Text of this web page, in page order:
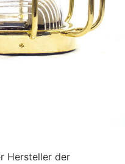
Hersteller der